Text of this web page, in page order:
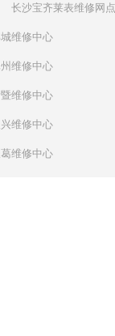
长沙宝齐莱表维修网点
维修中心
维修中心
维修中心
维修中心
维修中心